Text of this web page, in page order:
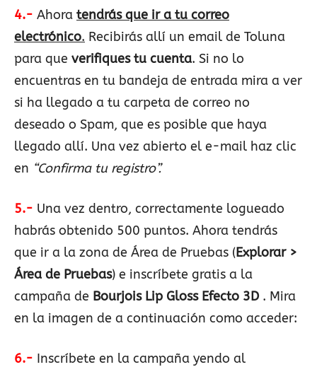
4.- Ahora tendrás que ir a tu correo
electrónico. Recibirás allí un email de Toluna
para que verifiques tu cuenta. Si no lo
encuentras en tu bandeja de entrada mira a ver
si ha llegado a tu carpeta de correo no
deseado o Spam, que es posible que haya
llegado allí. Una vez abierto el e-mail haz clic
en “Confirma tu registro”.
5.- Una vez dentro, correctamente logueado
habrás obtenido 500 puntos. Ahora tendrás
que ir a la zona de Área de Pruebas (Explorar >
Área de Pruebas) e inscríbete gratis a la
campaña de Bourjois Lip Gloss Efecto 3D . Mira
en la imagen de a continuación como acceder:
6.- Inscríbete en la campaña yendo al